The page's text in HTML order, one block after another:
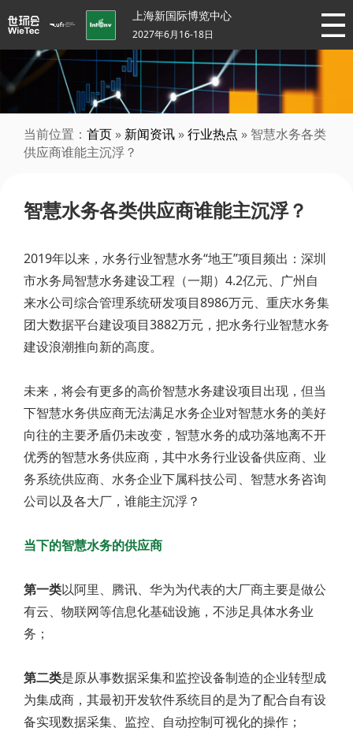
上海新国际博览中心
2027年6月16-18日
当前位置： 首页 » 新闻资讯 »行业热点 » 智慧水务各类
供应商谁能主沉浮？
智慧水务各类供应商谁能主沉浮？
2019年以来，水务行业智慧水务“地王”项目频出：深圳
市水务局智慧水务建设工程（一期）4.2亿元、广州自
来水公司综合管理系统研发项目8986万元、重庆水务集
团大数据平台建设项目3882万元，把水务行业智慧水务
建设浪潮推向新的高度。
未来，将会有更多的高价智慧水务建设项目出现，但当
下智慧水务供应商无法满足水务企业对智慧水务的美好
向往的主要矛盾仍未改变，智慧水务的成功落地离不开
优秀的智慧水务供应商，其中水务行业设备供应商、业
务系统供应商、水务企业下属科技公司、智慧水务咨询
公司以及各大厂，谁能主沉浮？
当下的智慧水务的供应商
第一类以阿里、腾讯、华为为代表的大厂商主要是做公
有云、物联网等信息化基础设施，不涉足具体水务业
务；
第二类是原从事数据采集和监控设备制造的企业转型成
为集成商，其最初开发软件系统目的是为了配合自有设
备实现数据采集、监控、自动控制可视化的操作；